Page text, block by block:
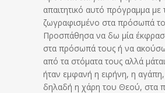
απαιτητικό αυτό πρόγραμμα
ζωγραφισμένο στα πρόσωπά
Προσπάθησα να δω μία
στα πρόσωπά τους ή να ακούσω
από τα στόματα τους αλλά
ήταν εμφανή η ειρήνη, η
δηλαδή η χάρη του Θεού, στα